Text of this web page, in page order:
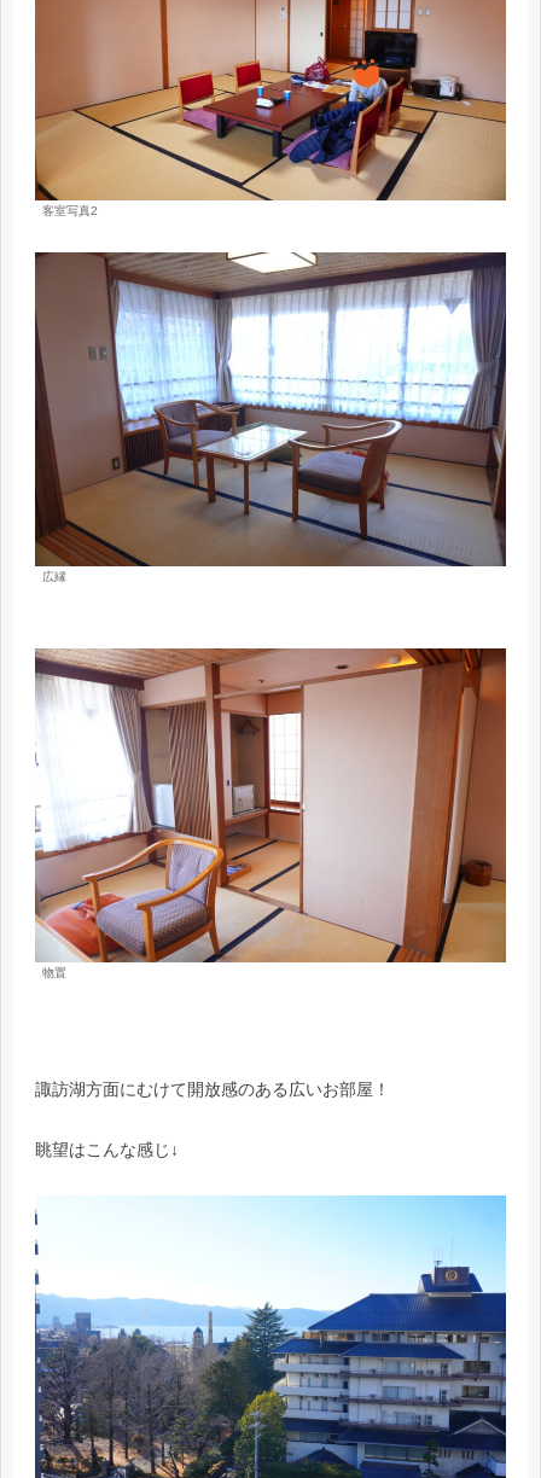
客室写真2
広縁
物置
諏訪湖方面にむけて開放感のある広いお部屋！
眺望はこんな感じ↓